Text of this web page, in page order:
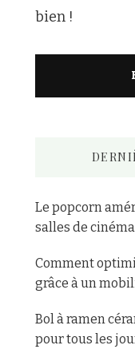
bien !
Le popcorn
salles de cinéma
Comment
grâce à un
Bol à ramen
pour tous les